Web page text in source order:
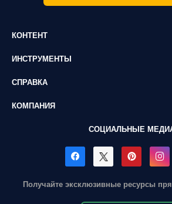
КОНТЕНТ
ИНСТРУМЕНТЫ
СПРАВКА
КОМПАНИЯ
СОЦИАЛЬНЫЕ
Получайте эксклюзивные ресурсы